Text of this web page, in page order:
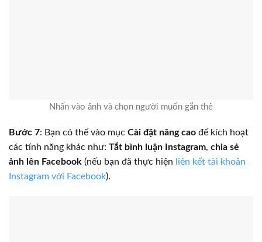
Nhấn vào ảnh và chọn người muốn gắn thẻ
Bước 7: Bạn có thể vào mục Cài đặt nâng cao để kích hoạt
các tính năng khác như: Tắt bình luận Instagram, chia sẻ
ảnh lên Facebook (nếu bạn đã thực hiện
liên kết tài khoản
Instagram với Facebook).